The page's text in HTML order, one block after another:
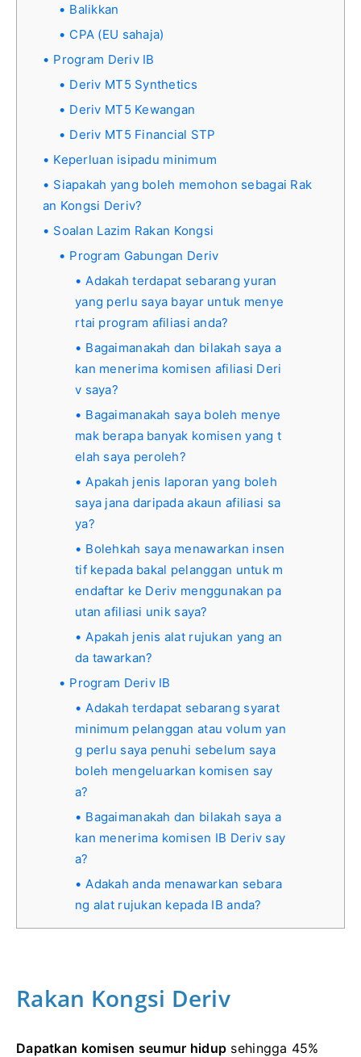
Balikkan
CPA (EU sahaja)
Program Deriv IB
Deriv MT5 Synthetics
Deriv MT5 Kewangan
Deriv MT5 Financial STP
Keperluan isipadu minimum
Siapakah yang boleh memohon sebagai Rak
an Kongsi Deriv?
Soalan Lazim Rakan Kongsi
Program Gabungan Deriv
Adakah terdapat sebarang yuran
yang perlu saya bayar untuk menye
rtai program afiliasi anda?
Bagaimanakah dan bilakah saya a
kan menerima komisen afiliasi Deri
v saya?
Bagaimanakah saya boleh menye
mak berapa banyak komisen yang t
elah saya peroleh?
Apakah jenis laporan yang boleh
saya jana daripada akaun afiliasi sa
ya?
Bolehkah saya menawarkan insen
tif kepada bakal pelanggan untuk m
endaftar ke Deriv menggunakan pa
utan afiliasi unik saya?
Apakah jenis alat rujukan yang an
da tawarkan?
Program Deriv IB
Adakah terdapat sebarang syarat
minimum pelanggan atau volum yan
g perlu saya penuhi sebelum saya
boleh mengeluarkan komisen say
a?
Bagaimanakah dan bilakah saya a
kan menerima komisen IB Deriv say
a?
Adakah anda menawarkan sebara
ng alat rujukan kepada IB anda?
Rakan Kongsi Deriv
Dapatkan komisen seumur hidup sehingga 45%